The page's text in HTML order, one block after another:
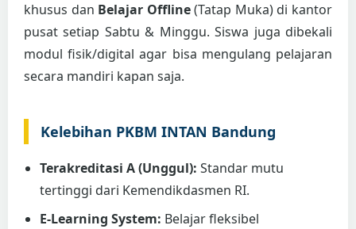
khusus dan Belajar Offline(Tatap Muka) di kantor
pusat setiap Sabtu & Minggu. Siswa juga dibekali
modul fisik/digital agar bisa mengulang pelajaran
secara mandiri kapan saja.
Kelebihan PKBM INTAN Bandung
Terakreditasi A (Unggul): Standar mutu
tertinggi dari Kemendikdasmen RI.
E-Learning System: Belajar fleksibel